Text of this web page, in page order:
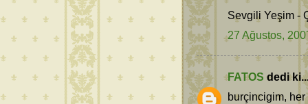
Sevgili Yeşim -
27 Ağustos,
FATOS dedi
burçincigim, her